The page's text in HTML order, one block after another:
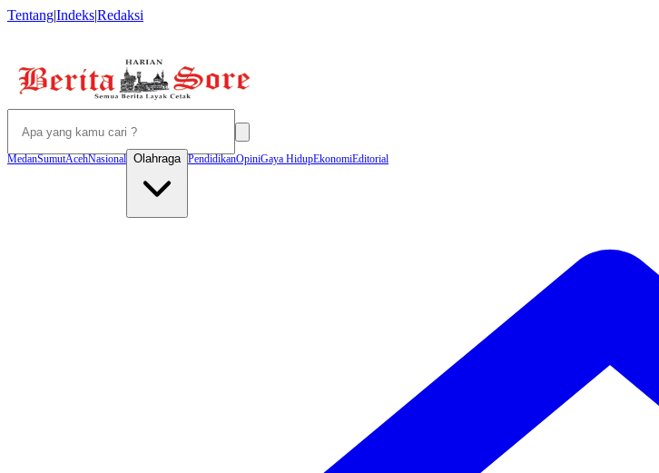
Tentang|Indeks|Redaksi
MedanSumutAcehNasional Olahraga PendidikanOpiniGaya HidupEkonomiEditorial